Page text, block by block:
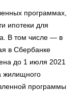
программах,
ипотеки для
В том числе — в
в Сбербанке
до 1 июля 2021
жилищного
программы